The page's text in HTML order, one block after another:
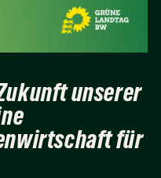
unserer
für